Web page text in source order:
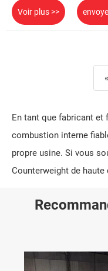
Voir plus >>
«
En tant que fabricant et
combustion interne
propre usine. Si vous
Counterweight de